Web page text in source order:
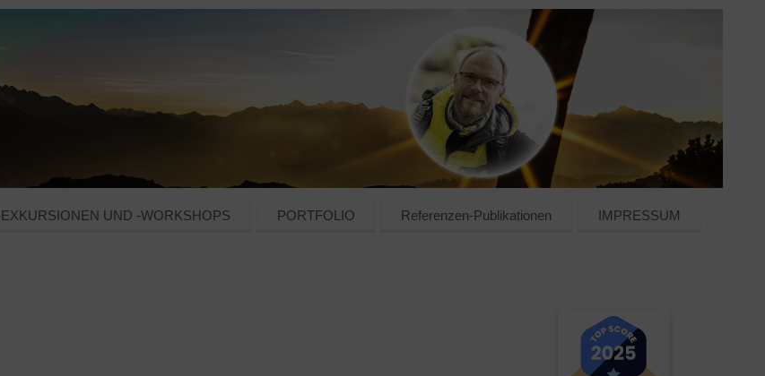
UND -WORKSHOPS PORTFOLIO Referenzen-Publikationen IMPRESSUM